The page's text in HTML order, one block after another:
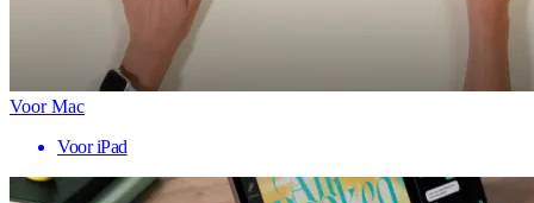
Voor Mac
Voor iPad